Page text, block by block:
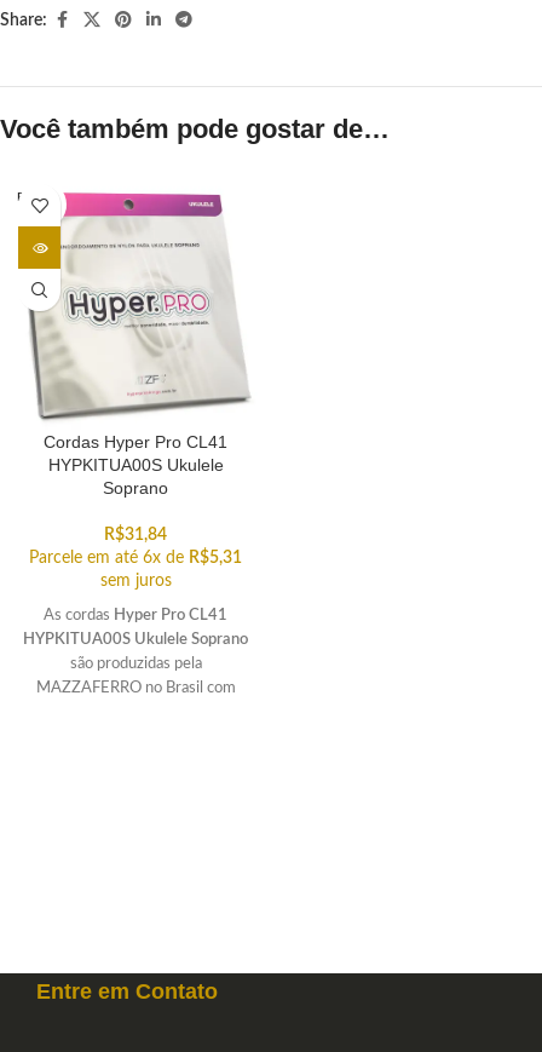
Share:
Você também pode gostar de…
ESGOT
ADO
Cordas Hyper Pro CL41
HYPKITUA00S Ukulele
Soprano
R$31,84
Parcele em até 6x de R$5,31
sem juros
As cordas Hyper Pro CL41
HYPKITUA00S Ukulele Soprano
são produzidas pela
MAZZAFERRO no Brasil com
Entre em Contato